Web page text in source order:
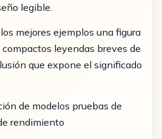
legible.
mejores ejemplos una figura
leyendas breves de
que expone el significado
de modelos pruebas de
rendimiento